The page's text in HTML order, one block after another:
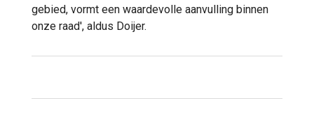
gebied, vormt een waardevolle aanvulling binnen
onze raad', aldus Doijer.